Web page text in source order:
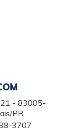
21 - 83005-
PR
3707